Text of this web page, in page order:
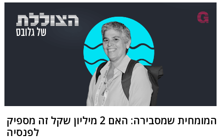
המומחית שמסבירה: האם 2 מיליון שקל זה מספיק
לפנסיה